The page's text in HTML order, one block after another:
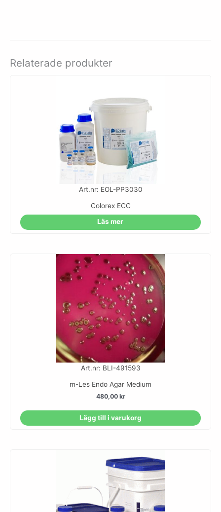
Relaterade produkter
Art.nr: EOL-PP3030
Colorex ECC
Läs mer
Art.nr: BLI-491593
m-Les Endo Agar Medium
480,00 kr
Lägg till i varukorg